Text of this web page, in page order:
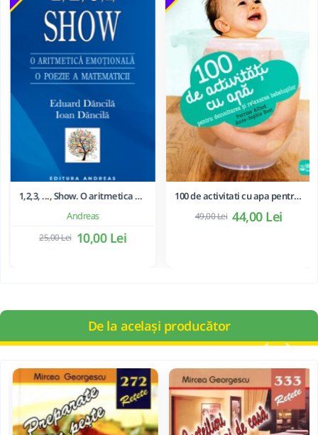
Andreas
1,2,3, ..., Show. O aritmetica emotionala, o poezie a matematicii - Ioan Dancila
10,00 Lei
25,00 Lei
100 de activitati cu apa pentru dezvoltarea si relaxarea bebelusilor - Perrine Alliod
44,00 Lei
49,00 Lei
De la același producător